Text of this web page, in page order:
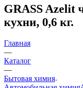
GRASS Azelit
кухни, 0,6 кг.
Главная
—
Каталог
—
Бытовая химия